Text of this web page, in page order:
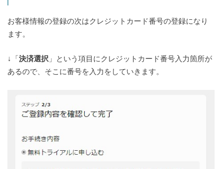
お客様情報の登録の次はクレジットカード番号の登録になり
ます。
↓「決済選択 」という項目にクレジットカード番号入力箇所が
あるので、そこに番号を入力をしていきます。